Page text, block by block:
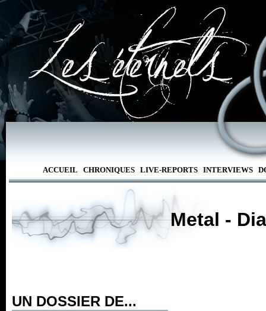
ACCUEIL CHRONIQUES LIVE-REPORTS INTERVIEWS
Metal -
UN DOSSIER DE...